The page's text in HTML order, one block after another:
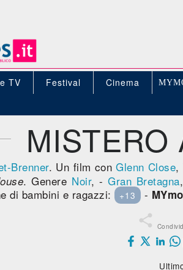
TV Festival Cinema
MISTERO
Brenner. Un film conGlenn Close,
. Genere Noir, -Gran Bretagna,
di bambini e ragazzi:
+13 - MYmo
